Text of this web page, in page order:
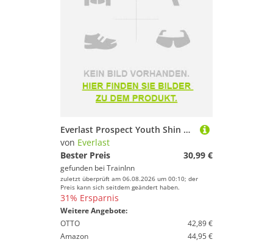
Everlast Prospect Youth Shin Guards Schwarz S-M
von Everlast
Bester Preis
30,99 €
gefunden bei TrainInn
zuletzt überprüft am 06.08.2026 um 00:10; der
Preis kann sich seitdem geändert haben.
31% Ersparnis
Weitere Angebote:
OTTO
42,89 €
Amazon
44,95 €